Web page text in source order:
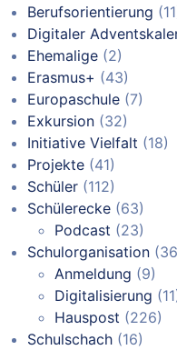
Berufsorientierung
Digitaler
Ehemalige (2)
Erasmus+ (43)
Europaschule (7)
Exkursion (32)
Initiative Vielfalt (18)
Projekte (41)
Schüler (112)
Schülerecke (63)
Podcast (23)
Schulorganisation
Anmeldung (9)
Digitalisierung
Hauspost (226)
Schulschach (16)